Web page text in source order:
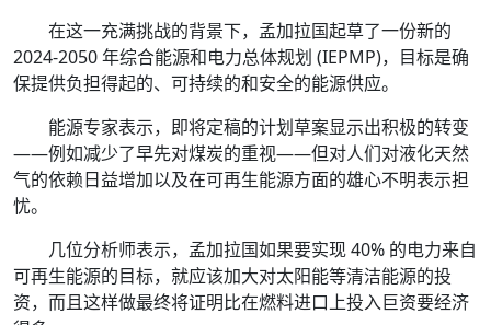
在这一充满挑战的背景下，孟加拉国起草了一份新的
2024-2050 年综合能源和电力总体规划 (IEPMP)，目标是确
保提供负担得起的、可持续的和安全的能源供应。
能源专家表示，即将定稿的计划草案显示出积极的转变
——例如减少了早先对煤炭的重视——但对人们对液化天然
气的依赖日益增加以及在可再生能源方面的雄心不明表示担
忧。
几位分析师表示，孟加拉国如果要实现 40% 的电力来自
可再生能源的目标，就应该加大对太阳能等清洁能源的投
资，而且这样做最终将证明比在燃料进口上投入巨资要经济